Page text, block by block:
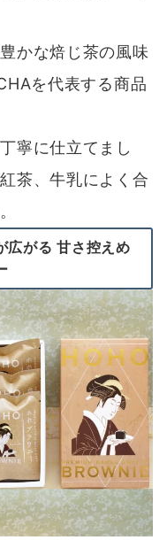
かな焙じ茶の風味
を代表する商品
寧に仕立てまし
茶、牛乳によく合
広がる 甘さ控えめ